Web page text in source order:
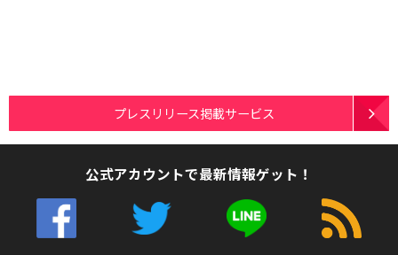
プレスリリース掲載サービス
公式アカウントで最新情報ゲット！